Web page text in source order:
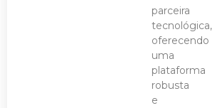
parceira
tecnológica,
oferecendo
uma
plataforma
robusta
e